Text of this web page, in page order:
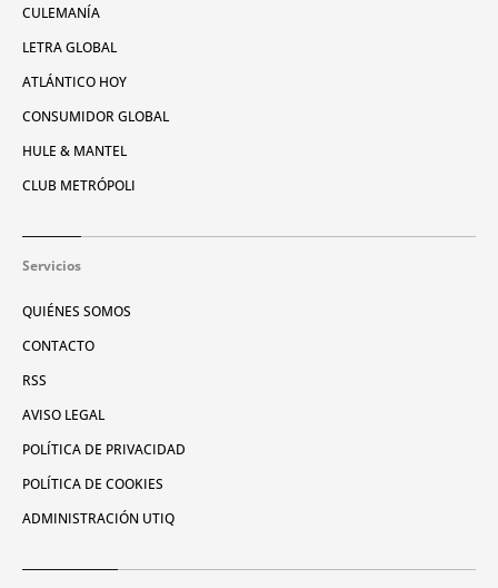
CULEMANÍA
LETRA GLOBAL
ATLÁNTICO HOY
CONSUMIDOR GLOBAL
HULE & MANTEL
CLUB METRÓPOLI
Servicios
QUIÉNES SOMOS
CONTACTO
RSS
AVISO LEGAL
POLÍTICA DE PRIVACIDAD
POLÍTICA DE COOKIES
ADMINISTRACIÓN UTIQ